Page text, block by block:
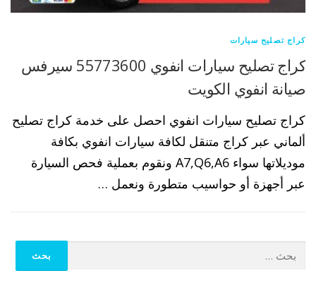
كراج تصليح سيارات
كراج تصليح سيارات انفوي 55773600 سيرفس
صيانة انفوي الكويت
كراج تصليح سيارات انفوي احصل على خدمة كراج تصليح
ألماني عبر كراج متنقل لكافة سيارات انفوي بكافة
موديلاتها سواء A7,Q6,A6 ونقوم بعملية فحص السيارة
عبر أجهزة أو حواسيب متطورة ونعمل …